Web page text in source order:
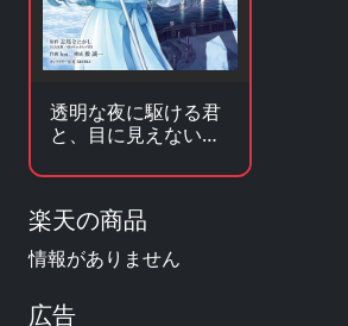
透明な夜に駆ける君
と、目に見えない恋
楽天の商品
情報がありません
広告